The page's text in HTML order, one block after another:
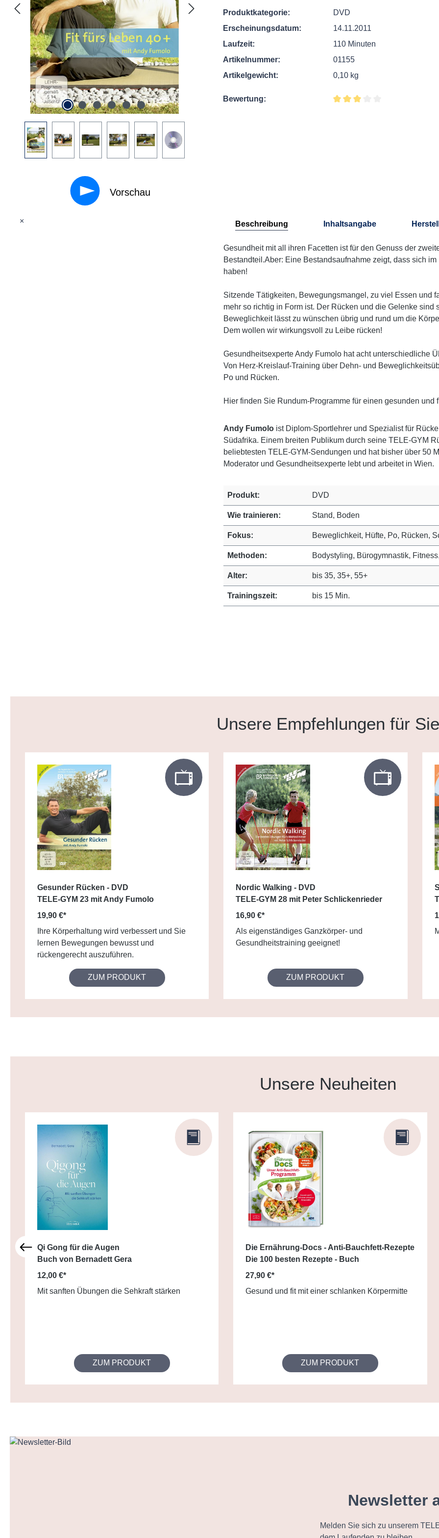
Vorschau
×
Produktkategorie:
DVD
Erscheinungsdatum:
14.11.2011
Laufzeit:
110 Minuten
Artikelnummer:
01155
Artikelgewicht:
0,10 kg
Bewertung:
Beschreibung Inhaltsangabe
Gesundheit mit all ihren Facetten ist für den Genuss der
Bestandteil.Aber: Eine Bestandsaufnahme zeigt, dass sich
haben!
Sitzende Tätigkeiten, Bewegungsmangel, zu viel Essen und
mehr so richtig in Form ist. Der Rücken und die Gelenke
Beweglichkeit lässt zu wünschen übrig und rund um die
Dem wollen wir wirkungsvoll zu Leibe rücken!
Gesundheitsexperte Andy Fumolo hat acht unterschiedliche
Von Herz-Kreislauf-Training über Dehn- und
Po und Rücken.
Hier finden Sie Rundum-Programme für einen gesunden
Andy Fumolo ist Diplom-Sportlehrer und Spezialist für
Südafrika. Einem breiten Publikum durch seine TELE-GYM
beliebtesten TELE-GYM-Sendungen und hat bisher über 50
Moderator und Gesundheitsexperte lebt und arbeitet in Wien.
Produkt: DVD
Wie trainieren: Stand, Boden
Fokus: Beweglichkeit, Hüfte, Po, Rücken,
Methoden: Bodystyling, Bürogymnastik,
Alter: bis 35, 35+, 55+
Trainingszeit: bis 15 Min.
Unsere Empfehlungen für Sie
Gesunder Rücken - DVD
TELE-GYM 23 mit Andy Fumolo
19,90 €*
Ihre Körperhaltung wird verbessert und Sie
lernen Bewegungen bewusst und
rückengerecht auszuführen.
ZUM PRODUKT
Nordic Walking - DVD
TELE-GYM 28 mit Peter Schlickenrieder
16,90 €*
Als eigenständiges Ganzkörper- und
Gesundheitstraining geeignet!
ZUM PRODUKT
Unsere Neuheiten
Qi Gong für die Augen
Buch von Bernadett Gera
12,00 €*
Mit sanften Übungen die Sehkraft stärken
ZUM PRODUKT
Die Ernährung-Docs - Anti-Bauchfett-Rezepte
Die 100 besten Rezepte - Buch
27,90 €*
Gesund und fit mit einer schlanken Körpermitte
ZUM PRODUKT
Newsletter
Melden Sie sich zu unserem